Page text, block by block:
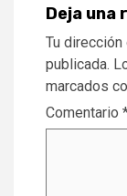
Deja una
Tu
publicada.
marcados
Comentario